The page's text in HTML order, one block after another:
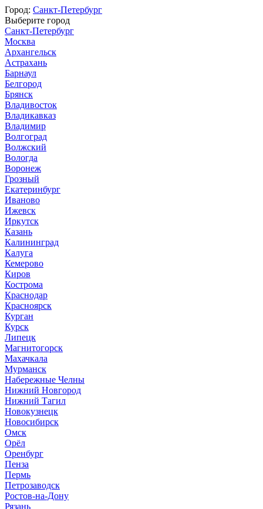
Город: Санкт-Петербург
Выберите город
Санкт-Петербург
Москва
Архангельск
Астрахань
Барнаул
Белгород
Брянск
Владивосток
Владикавказ
Владимир
Волгоград
Волжский
Вологда
Воронеж
Грозный
Екатеринбург
Иваново
Ижевск
Иркутск
Казань
Калининград
Калуга
Кемерово
Киров
Кострома
Краснодар
Красноярск
Курган
Курск
Липецк
Магнитогорск
Махачкала
Мурманск
Набережные Челны
Нижний Новгород
Нижний Тагил
Новокузнецк
Новосибирск
Омск
Орёл
Оренбург
Пенза
Пермь
Петрозаводск
Ростов-на-Дону
Рязань